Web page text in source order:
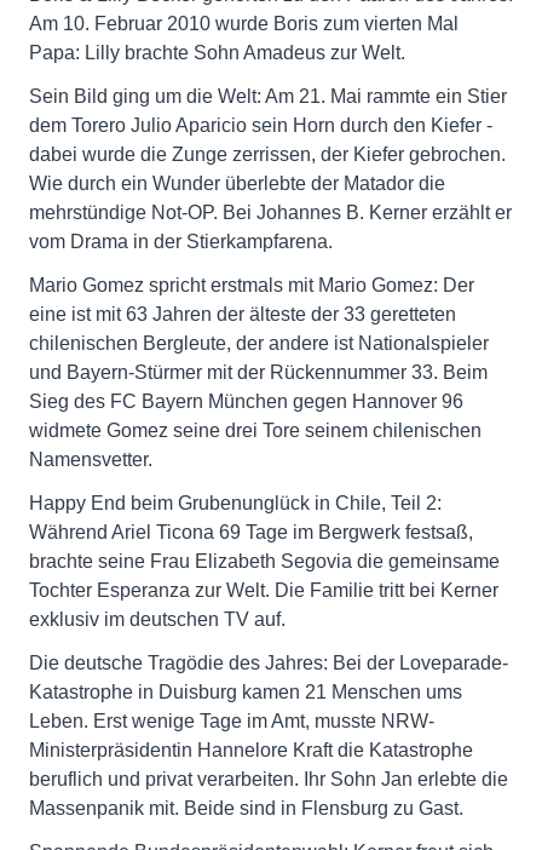
Am 10. Februar 2010 wurde Boris zum vierten Mal
Papa: Lilly brachte Sohn Amadeus zur Welt.
Sein Bild ging um die Welt: Am 21. Mai rammte ein Stier
dem Torero Julio Aparicio sein Horn durch den Kiefer -
dabei wurde die Zunge zerrissen, der Kiefer gebrochen.
Wie durch ein Wunder überlebte der Matador die
mehrstündige Not-OP. Bei Johannes B. Kerner erzählt er
vom Drama in der Stierkampfarena.
Mario Gomez spricht erstmals mit Mario Gomez: Der
eine ist mit 63 Jahren der älteste der 33 geretteten
chilenischen Bergleute, der andere ist Nationalspieler
und Bayern-Stürmer mit der Rückennummer 33. Beim
Sieg des FC Bayern München gegen Hannover 96
widmete Gomez seine drei Tore seinem chilenischen
Namensvetter.
Happy End beim Grubenunglück in Chile, Teil 2:
Während Ariel Ticona 69 Tage im Bergwerk festsaß,
brachte seine Frau Elizabeth Segovia die gemeinsame
Tochter Esperanza zur Welt. Die Familie tritt bei Kerner
exklusiv im deutschen TV auf.
Die deutsche Tragödie des Jahres: Bei der Loveparade-
Katastrophe in Duisburg kamen 21 Menschen ums
Leben. Erst wenige Tage im Amt, musste NRW-
Ministerpräsidentin Hannelore Kraft die Katastrophe
beruflich und privat verarbeiten. Ihr Sohn Jan erlebte die
Massenpanik mit. Beide sind in Flensburg zu Gast.